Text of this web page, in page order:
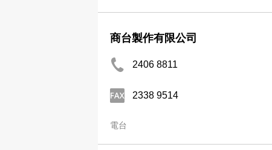
商台製作有限公司
2406 8811
2338 9514
電台